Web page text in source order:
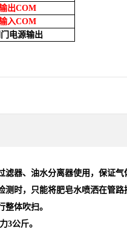
出COM
入COM
电源输出
滤器、油水分离器使用，保证
测时，只能将肥皂水喷洒在管
整体吹扫。
3公斤。